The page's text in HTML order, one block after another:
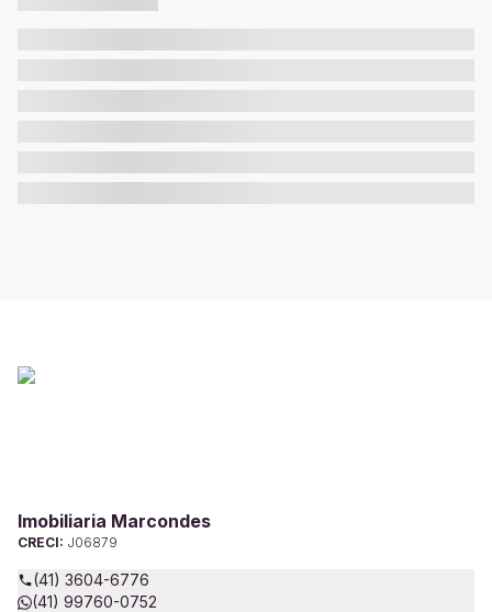
Imobiliaria Marcondes
CRECI: J06879
(41) 3604-6776
(41) 99760-0752